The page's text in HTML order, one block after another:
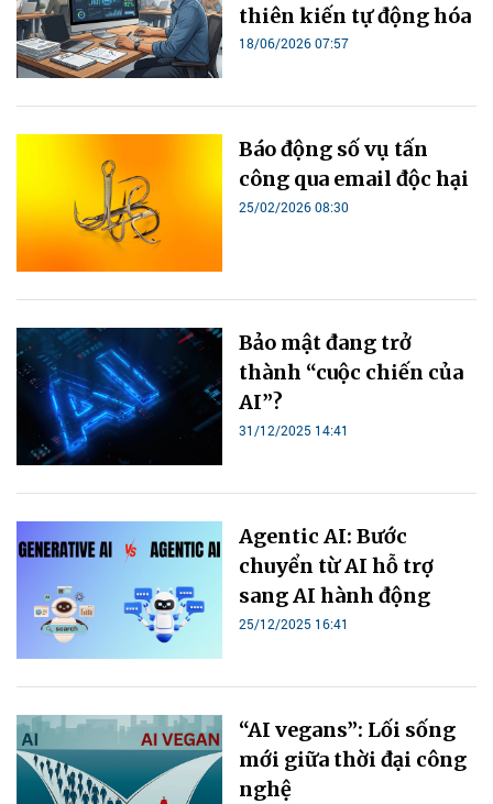
thiên kiến tự động hóa
18/06/2026 07:57
Báo động số vụ tấn
công qua email độc hại
25/02/2026 08:30
Bảo mật đang trở
thành “cuộc chiến của
AI”?
31/12/2025 14:41
Agentic AI: Bước
chuyển từ AI hỗ trợ
sang AI hành động
25/12/2025 16:41
“AI vegans”: Lối sống
mới giữa thời đại công
nghệ